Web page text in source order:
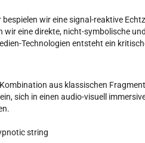
wir eine signal-reaktive
eine direkte, nicht-symbolische
Technologien entsteht ein
aus klassischen
sich in einen audio-visuell
string